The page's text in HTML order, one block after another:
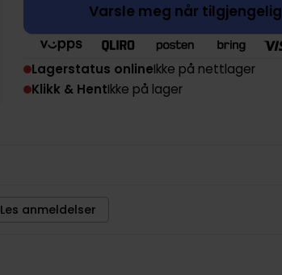
Varsle meg når tilgjengelig
Lagerstatus onlineIkke på nettlager
Klikk & HentIkke på lager
Les anmeldelser